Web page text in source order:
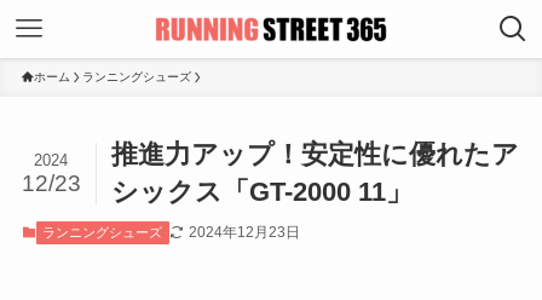
ホーム ランニングシューズ
推進力アップ！安定性に優れたア
シックス「GT-2000 11」
2024
12/23
ランニングシューズ 2024年12月23日